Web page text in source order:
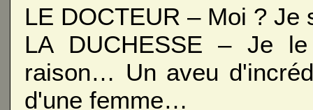
LE DOCTEUR – Moi ? Je
LA DUCHESSE – Je
raison… Un aveu
d'une femme…